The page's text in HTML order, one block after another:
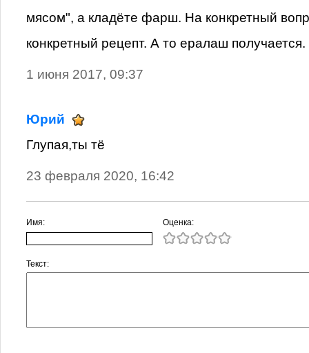
мясом", а кладёте фарш. На конкретный
конкретный рецепт. А то ералаш получается.
1 июня 2017, 09:37
Юрий
Глупая,ты тё
23 февраля 2020, 16:42
Имя: Оценка:
Текст: